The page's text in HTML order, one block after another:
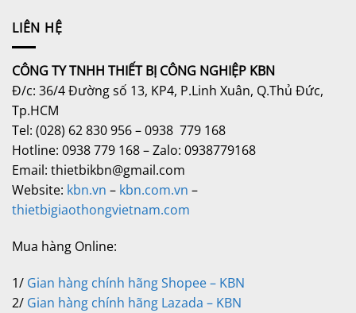
LIÊN HỆ
CÔNG TY TNHH THIẾT BỊ CÔNG NGHIỆP KBN
Đ/c: 36/4 Đường số 13, KP4, P.Linh Xuân, Q.Thủ Đức,
Tp.HCM
Tel: (028) 62 830 956 – 0938 779 168
Hotline: 0938 779 168 – Zalo: 0938779168
Email: thietbikbn@gmail.com
Website: kbn.vn – kbn.com.vn –
thietbigiaothongvietnam.com
Mua hàng Online:
1/ Gian hàng chính hãng Shopee – KBN
2/ Gian hàng chính hãng Lazada – KBN